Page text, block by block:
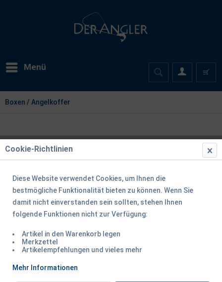
Menü
Boxen / Angelkoffer
Boxes Standard
Cookie-Richtlinien
Diese Website verwendet Cookies, um Ihnen die
bestmögliche Funktionalität bieten zu können. Wenn Sie
damit nicht einverstanden sein sollten, stehen Ihnen
folgende Funktionen nicht zur Verfügung:
Artikel in den Warenkorb legen
Merkzettel
Artikelempfehlungen und vieles mehr
Mehr Informationen